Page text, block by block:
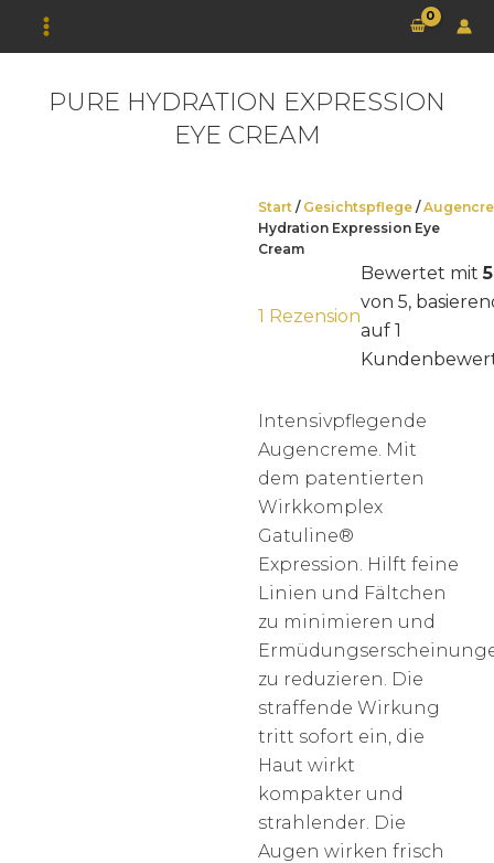
Inhalt
PURE HYDRATION EXPRESSION
EYE CREAM
Start / Gesichtspflege /
Hydration Expression Eye
Cream
Bewertet mit
von 5,
auf 1
1 Rezension
Intensivpflegende
Augencreme. Mit
dem patentierten
Wirkkomplex
Gatuline®
Expression. Hilft feine
Linien und Fältchen
zu minimieren und
zu reduzieren. Die
straffende Wirkung
tritt sofort ein, die
Haut wirkt
kompakter und
strahlender. Die
Augen wirken frisch